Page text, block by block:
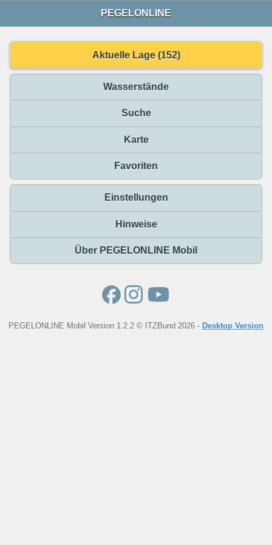
PEGELONLINE
Aktuelle Lage (152)
Wasserstände
Suche
Karte
Favoriten
Einstellungen
Hinweise
Über PEGELONLINE Mobil
PEGELONLINE Mobil Version 1.2.2 © ITZBund 2026 - Desktop Version